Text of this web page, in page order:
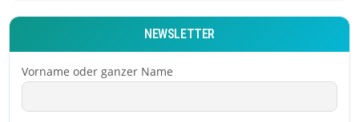
NEWSLETTER
Vorname oder ganzer Name